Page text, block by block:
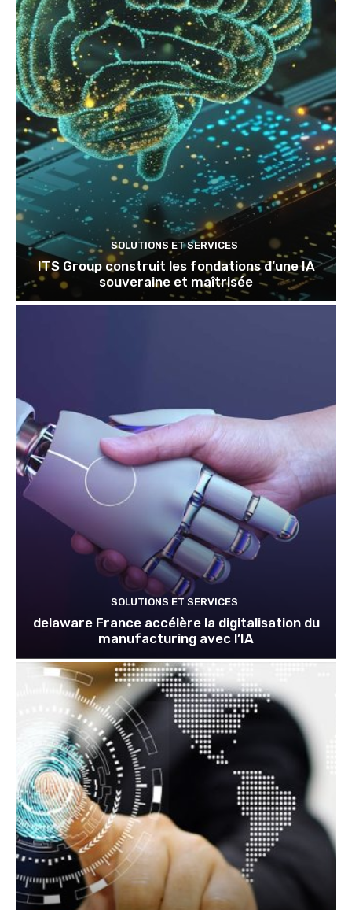
SOLUTIONS ET SERVICES
ITS Group construit les fondations d’une IA
souveraine et maîtrisée
SOLUTIONS ET SERVICES
delaware France accélère la digitalisation du
manufacturing avec l’IA